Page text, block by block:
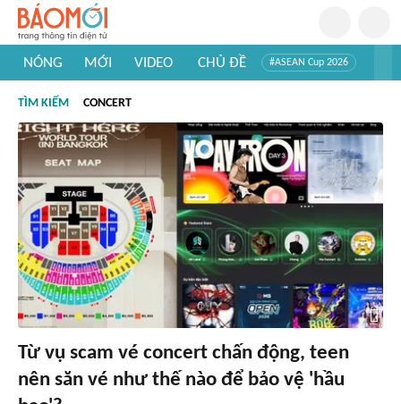
NÓNG MỚI VIDEO CHỦ ĐỀ #ASEAN Cup 2026
#Khám phá thế giới
TÌM KIẾM CONCERT
Từ vụ scam vé concert chấn động, teen
nên săn vé như thế nào để bảo vệ 'hầu